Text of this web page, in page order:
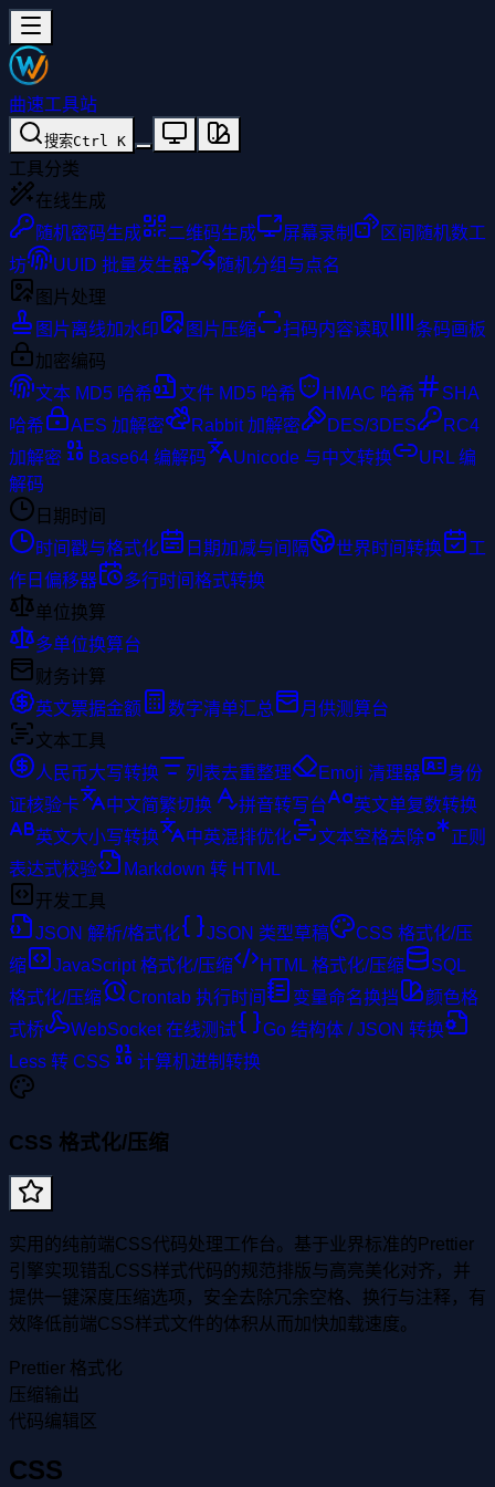
曲速工具站
搜索Ctrl K
工具分类
在线生成
随机密码生成
二维码生成 屏幕录制
区间随机数工
坊
UUID 批量发生器
随机分组与点名
图片处理
图片离线加水印
图片压缩 扫码内容读取
条码画板
加密编码
文本 MD5 哈希
文件 MD5 哈希 HMAC 哈希
SHA
哈希
AES 加解密 Rabbit 加解密 DES/3DES
RC4
加解密
Base64 编解码 Unicode 与中文转换
URL 编
解码
日期时间
时间戳与格式化
日期加减与间隔 世界时间转换
工
作日偏移器
多行时间格式转换
单位换算
多单位换算台
财务计算
英文票据金额
数字清单汇总
月供测算台
文本工具
人民币大写转换
列表去重整理 Emoji 清理器
身份
证核验卡
中文简繁切换 拼音转写台
英文单复数转换
英文大小写转换
中英混排优化 文本空格去除
正则
表达式校验
Markdown 转 HTML
开发工具
JSON 解析/格式化
JSON 类型草稿
CSS 格式化/压
缩
JavaScript 格式化/压缩 HTML 格式化/压缩
SQL
格式化/压缩
Crontab 执行时间 变量命名换挡
颜色格
式桥
WebSocket 在线测试
Go 结构体 / JSON 转换
Less 转 CSS
计算机进制转换
CSS 格式化/压缩
实用的纯前端CSS代码处理工作台。基于业界标准的Prettier
引擎实现错乱CSS样式代码的规范排版与高亮美化对齐，并
提供一键深度压缩选项，安全去除冗余空格、换行与注释，有
效降低前端CSS样式文件的体积从而加快加载速度。
Prettier 格式化
压缩输出
代码编辑区
CSS